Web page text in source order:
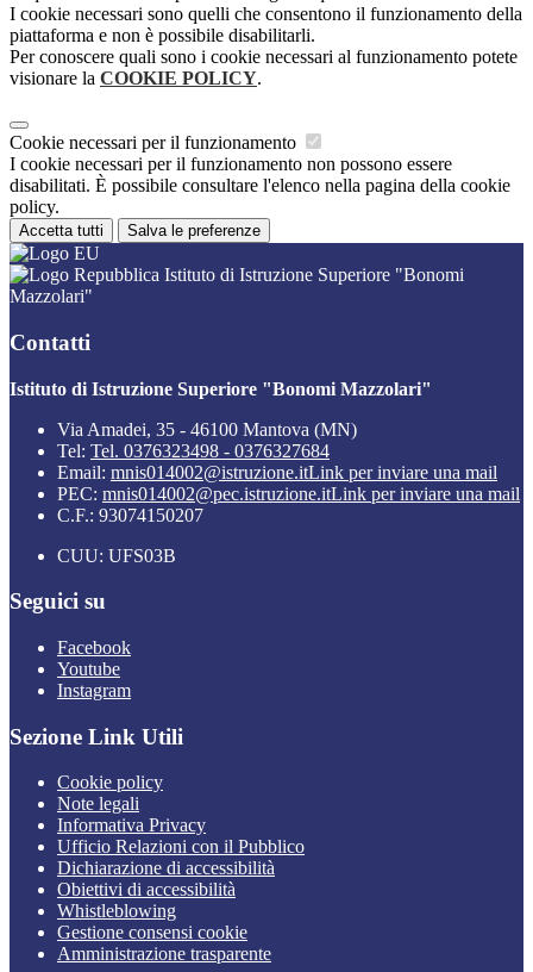
I cookie necessari sono quelli che consentono il funzionamento della
piattaforma e non è possibile disabilitarli.
Per conoscere quali sono i cookie necessari al funzionamento potete
visionare la COOKIE POLICY.
Cookie necessari per il funzionamento
I cookie necessari per il funzionamento non possono essere
disabilitati. È possibile consultare l'elenco nella pagina della cookie
policy.
Accetta tutti Salva le preferenze
Istituto di Istruzione Superiore "Bonomi
Mazzolari"
Contatti
Istituto di Istruzione Superiore "Bonomi Mazzolari"
Via Amadei, 35 - 46100 Mantova (MN)
Tel: Tel. 0376323498 - 0376327684
Email: mnis014002@istruzione.itLink per inviare una mail
PEC: mnis014002@pec.istruzione.itLink per inviare una mail
C.F.: 93074150207
CUU: UFS03B
Seguici su
Facebook
Youtube
Instagram
Sezione Link Utili
Cookie policy
Note legali
Informativa Privacy
Ufficio Relazioni con il Pubblico
Dichiarazione di accessibilità
Obiettivi di accessibilità
Whistleblowing
Gestione consensi cookie
Amministrazione trasparente